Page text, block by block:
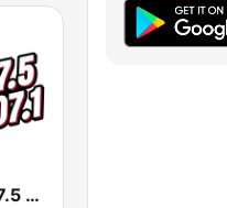
KSSE José 97.5 y 107.1